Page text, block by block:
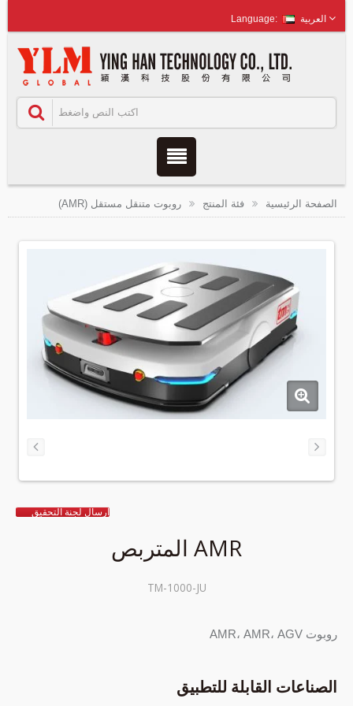
العربية
الصفحة الرئيسية فئة المنتج روبوت متنقل مستقل (AMR)
ارسال لجنة التحقيق
AMR المتربص
TM-1000-JU
روبوت AMR، AMR، AGV
الصناعات القابلة للتطبيق